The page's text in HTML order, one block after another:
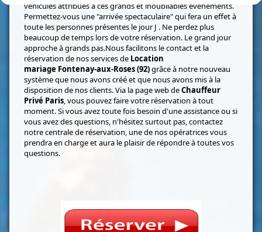
véhicules attribués à ces grands et inoubliables événements.
Permettez-vous une "arrivée spectaculaire" qui fera un effet à
toute les personnes présentes le jour J . Ne perdez plus
beaucoup de temps lors de votre réservation. Le grand jour
approche à grands pas.Nous facilitons le contact et la
réservation de nos services de Location
mariage Fontenay-aux-Roses (92)grâce à notre nouveau
système que nous avons créé et que nous avons mis à la
disposition de nos clients. Via la page web deChauffeur
Privé Paris, vous pouvez faire votre réservation à tout
moment. Si vous avez toute fois besoin d'une assistance ou si
vous avez des questions, n'hésitez surtout pas, contactez
notre centrale de réservation, une de nos opératrices vous
prendra en charge et aura le plaisir de répondre à toutes vos
questions.